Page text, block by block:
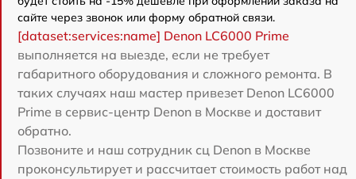
сайте через звонок или форму обратной связи.
[dataset:services:name] Denon LC6000 Prime
выполняется на выезде, если не требует
габаритного оборудования и сложного ремонта. В
таких случаях наш мастер привезет Denon LC6000
Prime в сервис-центр Denon в Москве и доставит
обратно.
Позвоните и наш сотрудник сц Denon в Москве
проконсультирует и рассчитает стоимость работ над